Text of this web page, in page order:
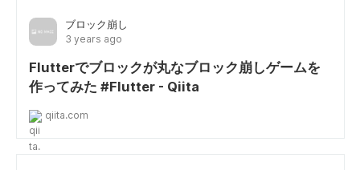
ブロック崩し
3 years ago
Flutterでブロックが丸なブロック崩しゲームを
作ってみた #Flutter - Qiita
qiita.com